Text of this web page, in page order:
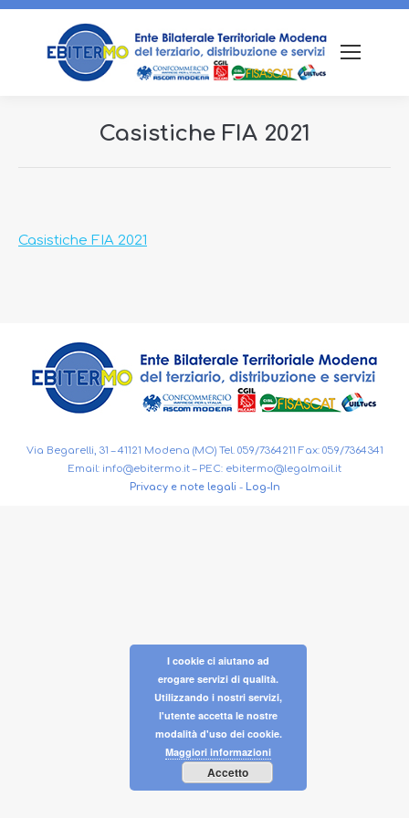
Casistiche FIA 2021
Casistiche FIA 2021
Via Begarelli, 31 – 41121 Modena (MO) Tel. 059/7364211 Fax: 059/7364341
Email: info@ebitermo.it– PEC: ebitermo@legalmail.it
Privacy e note legali - Log-In
I cookie ci aiutano ad
erogare servizi di qualità.
Utilizzando i nostri servizi,
l'utente accetta le nostre
modalità d'uso dei cookie.
Maggiori informazioni
Accetto